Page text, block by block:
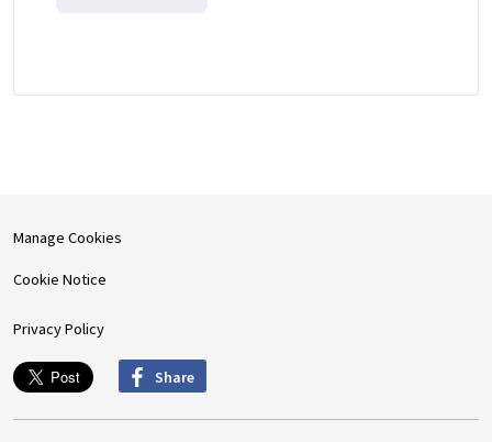
Manage Cookies
Cookie Notice
Privacy Policy
Share